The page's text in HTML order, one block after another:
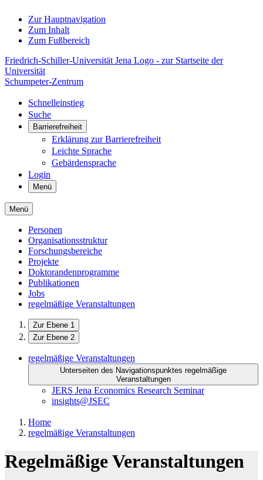
Zur Hauptnavigation
Zum Inhalt
Zum Fußbereich
Friedrich-Schiller-Universität Jena Logo - zur Startseite der
Universität
Schumpeter-Zentrum
Schnelleinstieg
Suche
Barrierefreiheit
Erklärung zur Barrierefreiheit
Leichte Sprache
Gebärdensprache
Login
Menü
Menü
Personen
Organisationsstruktur
Forschungsbereiche
Projekte
Doktorandenprogramme
Publikationen
Jobs
regelmäßige Veranstaltungen
Zur Ebene 1
Zur Ebene 2
regelmäßige Veranstaltungen
Unterseiten des Navigationspunktes regelmäßige
Veranstaltungen
JERS Jena Economics Research Seminar
insights@JSEC
Home
regelmäßige Veranstaltungen
Regelmäßige Veranstaltungen